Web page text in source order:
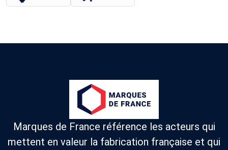
Marques de France référence les acteurs qui
mettent en valeur la fabrication française et qui